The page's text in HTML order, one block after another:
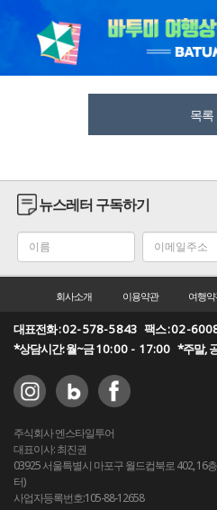
목록
뉴스레터 구독하기
회사소개 이용약관 여행
대표전화 :02-578-5843 팩스 :02-
*상담시간: 월~금10:00 - 17:00 *주말,
주식회사 엔스타일투어
대표이사: 최진권
03925 서울특별시 마포구 월드컵북로 402, 16
터)
사업자등록번호:105-88-12658